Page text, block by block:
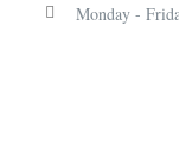
Monday -